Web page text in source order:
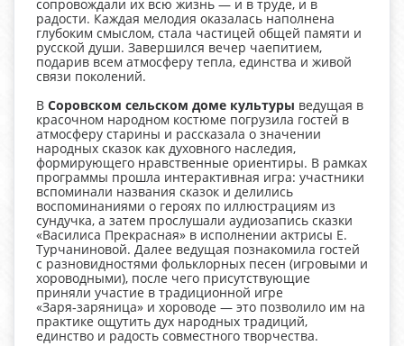
сопровождали их всю жизнь — и в труде, и в
радости. Каждая мелодия оказалась наполнена
глубоким смыслом, стала частицей общей памяти и
русской души. Завершился вечер чаепитием,
подарив всем атмосферу тепла, единства и живой
связи поколений.
В Соровском сельском доме культуры ведущая в
красочном народном костюме погрузила гостей в
атмосферу старины и рассказала о значении
народных сказок как духовного наследия,
формирующего нравственные ориентиры. В рамках
программы прошла интерактивная игра: участники
вспоминали названия сказок и делились
воспоминаниями о героях по иллюстрациям из
сундучка, а затем прослушали аудиозапись сказки
«Василиса Прекрасная» в исполнении актрисы Е.
Турчаниновой. Далее ведущая познакомила гостей
с разновидностями фольклорных песен (игровыми и
хороводными), после чего присутствующие
приняли участие в традиционной игре
«Заря‑заряница» и хороводе — это позволило им на
практике ощутить дух народных традиций,
единство и радость совместного творчества.